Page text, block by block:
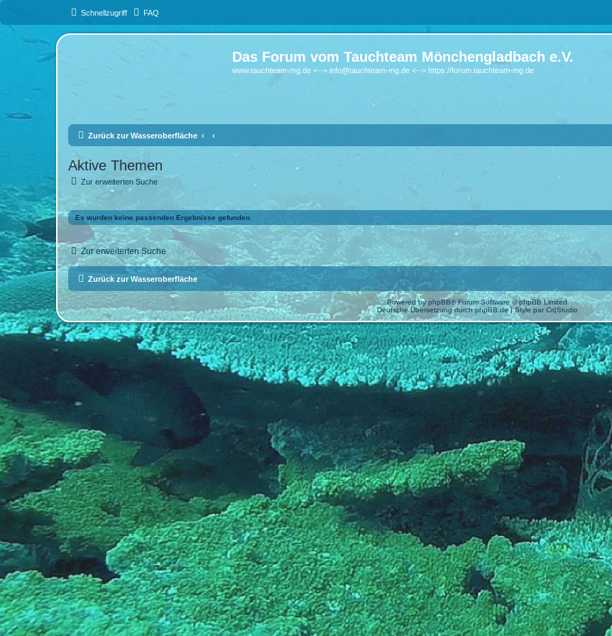
Schnellzugriff FAQ
Das Forum vom Tauchteam Mönchengladbach e.V.
www.tauchteam-mg.de <--> info@tauchteam-mg.de <--> https://forum.tauchteam-mg.de
Zurück zur Wasseroberfläche
Aktive Themen
Zur erweiterten Suche
Es wurden keine passenden Ergebnisse gefunden.
Zur erweiterten Suche
Zurück zur Wasseroberfläche
Powered by phpBB® Forum Software © phpBB Limited
Deutsche Übersetzung durchphpBB.de| Style par Cri|Studio